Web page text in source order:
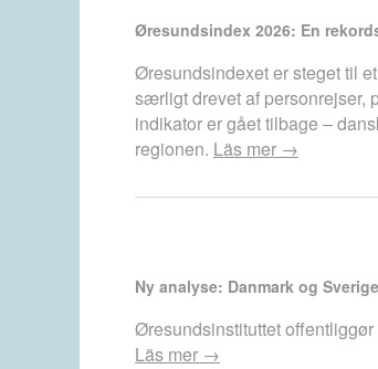
Øresundsindex 2026: En
Øresundsindexet er steget til
særligt drevet af personrejser,
indikator er gået tilbage –
regionen. Läs mer →
Ny analyse: Danmark og
Øresundsinstituttet
Läs mer →